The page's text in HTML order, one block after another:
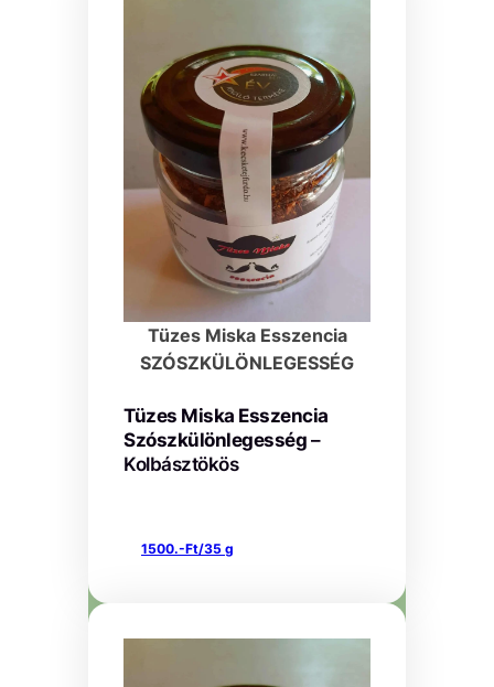
Tüzes Miska Esszencia
SZÓSZKÜLÖNLEGESSÉG
Tüzes Miska Esszencia
Szószkülönlegesség –
Kolbásztökös
1500.-Ft/35 g